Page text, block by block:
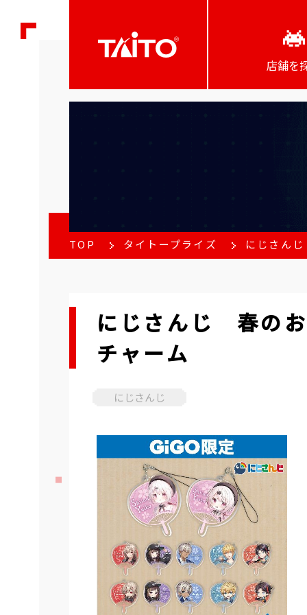
店舗を
TOP タイトープライズ にじさん
にじさんじ 春の
チャーム
にじさんじ